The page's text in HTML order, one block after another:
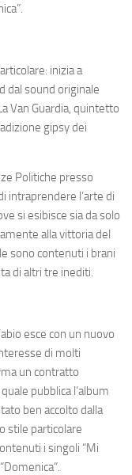
inizia a
dal sound originale
Van Guardia, quintetto
gipsy dei
Politiche presso
intraprendere l’arte di
si esibisce sia da solo
alla vittoria del
sono contenuti i brani
di altri tre inediti.
esce con un nuovo
di molti
un contratto
pubblica l’album
ben accolto dalla
stile particolare
i singoli “Mi